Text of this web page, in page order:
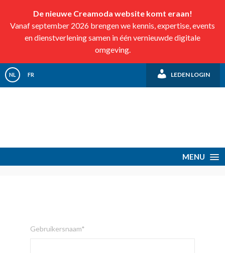
De nieuwe Creamoda website komt eraan!
Vanaf september 2026 brengen we kennis, expertise, events
en dienstverlening samen in één vernieuwde digitale
omgeving.
NL FR LEDEN LOGIN
MENU
Gebruikersnaam*